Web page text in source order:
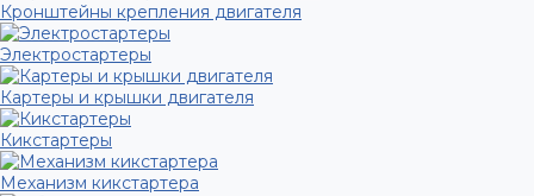
Кронштейны крепления двигателя
Электростартеры
Картеры и крышки двигателя
Кикстартеры
Механизм кикстартера